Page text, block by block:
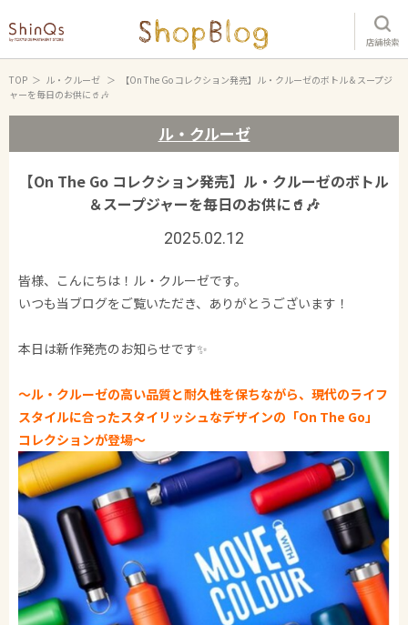
店舗検索
TOP ル・クルーゼ
【On The Go コレクション発売】ル・クルーゼのボトル＆スープジ
ャーを毎日のお供に🥤🎶
ル・クルーゼ
【On The Go コレクション発売】ル・クルーゼのボトル
＆スープジャーを毎日のお供に🥤🎶
2025.02.12
皆様、こんにちは！ル・クルーゼです。
いつも当ブログをご覧いただき、ありがとうございます！
本日は新作発売のお知らせです✨
～ル・クルーゼの高い品質と耐久性を保ちながら、現代のライフ
スタイルに合ったスタイリッシュなデザインの「On The Go」
コレクションが登場～